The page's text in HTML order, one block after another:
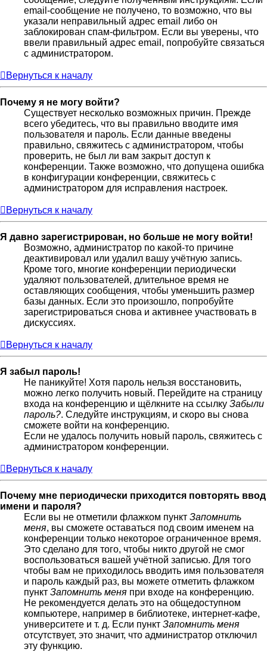
email-сообщение не получено, то возможно, что вы
указали неправильный адрес email либо он
заблокирован спам-фильтром. Если вы уверены, что
ввели правильный адрес email, попробуйте связаться
с администратором.
Вернуться к началу
Почему я не могу войти?
Существует несколько возможных причин. Прежде
всего убедитесь, что вы правильно вводите имя
пользователя и пароль. Если данные введены
правильно, свяжитесь с администратором, чтобы
проверить, не был ли вам закрыт доступ к
конференции. Также возможно, что допущена ошибка
в конфигурации конференции, свяжитесь с
администратором для исправления настроек.
Вернуться к началу
Я давно зарегистрирован, но больше не могу войти!
Возможно, администратор по какой-то причине
деактивировал или удалил вашу учётную запись.
Кроме того, многие конференции периодически
удаляют пользователей, длительное время не
оставляющих сообщения, чтобы уменьшить размер
базы данных. Если это произошло, попробуйте
зарегистрироваться снова и активнее участвовать в
дискуссиях.
Вернуться к началу
Я забыл пароль!
Не паникуйте! Хотя пароль нельзя восстановить,
можно легко получить новый. Перейдите на страницу
входа на конференцию и щёлкните на ссылку Забыли
пароль?. Следуйте инструкциям, и скоро вы снова
сможете войти на конференцию.
Если не удалось получить новый пароль, свяжитесь с
администратором конференции.
Вернуться к началу
Почему мне периодически приходится повторять ввод
имени и пароля?
Если вы не отметили флажком пункт Запомнить
меня, вы сможете оставаться под своим именем на
конференции только некоторое ограниченное время.
Это сделано для того, чтобы никто другой не смог
воспользоваться вашей учётной записью. Для того
чтобы вам не приходилось вводить имя пользователя
и пароль каждый раз, вы можете отметить флажком
пункт Запомнить меня при входе на конференцию.
Не рекомендуется делать это на общедоступном
компьютере, например в библиотеке, интернет-кафе,
университете и т. д. Если пункт Запомнить меня
отсутствует, это значит, что администратор отключил
эту функцию.